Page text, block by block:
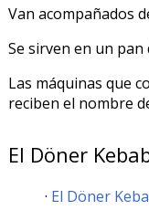
Van acompañados
Se sirven en un pan
Las máquinas que
reciben el nombre
El Döner
El Döner